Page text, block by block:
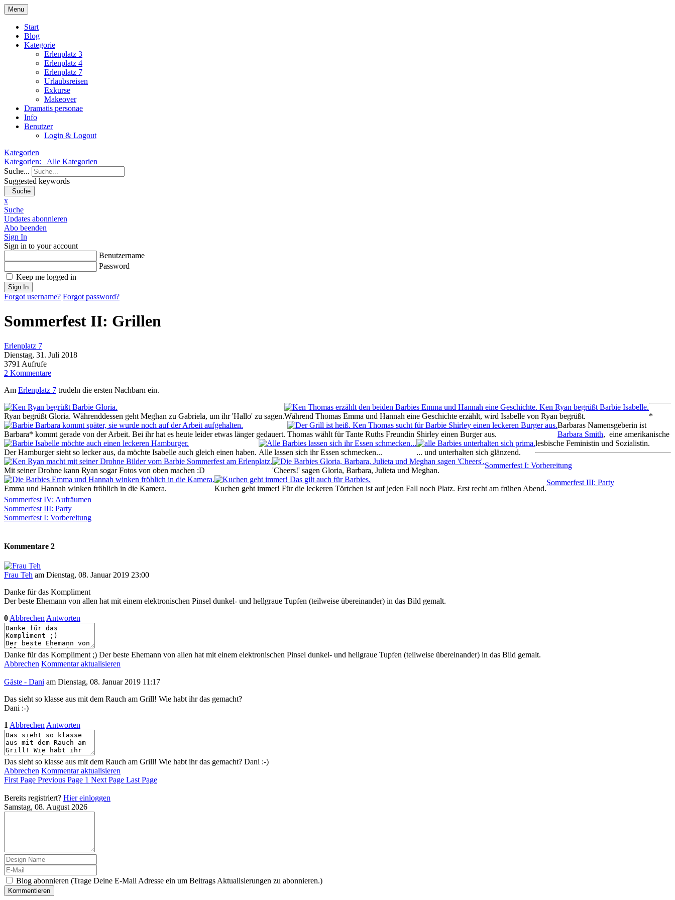
Menu
Start
Blog
Kategorie
Erlenplatz 3
Erlenplatz 4
Erlenplatz 7
Urlaubsreisen
Exkurse
Makeover
Dramatis personae
Info
Benutzer
Login & Logout
Kategorien
Kategorien:
Alle Kategorien
Suche...
Suggested keywords
Suche
x
Suche
Updates abonnieren
Abo beenden
Sign In
Sign in to your account
Benutzername
Password
Keep me logged in
Sign In
Forgot username? Forgot password?
Sommerfest II: Grillen
Erlenplatz 7
Dienstag, 31. Juli 2018
3791 Aufrufe
2 Kommentare
Am Erlenplatz 7 trudeln die ersten Nachbarn ein.
Ryan begrüßt Gloria. Währenddessen geht Meghan zu Gabriela, um ihr 'Hallo' zu sagen.Während Thomas Emma und Hannah eine Geschichte erzählt, wird Isabelle von Ryan begrüßt.
Barbara* kommt gerade von der Arbeit. Bei ihr hat es heute leider etwas länger gedauert. Thomas wählt für Tante Ruths Freundin Shirley einen Burger aus.
Der Hamburger sieht so lecker aus, da möchte Isabelle auch gleich einen haben. Alle lassen sich ihr Essen schmecken... ... und unterhalten sich glänzend.
Mit seiner Drohne kann Ryan sogar Fotos von oben machen :D 'Cheers!' sagen Gloria, Barbara, Julieta und Meghan.
Emma und Hannah winken fröhlich in die Kamera. Kuchen geht immer! Für die leckeren Törtchen ist auf jeden Fall noch Platz. Erst recht am frühen Abend.
*
Barbaras Namensgeberin ist
Barbara Smith, eine amerikanische
lesbische Feministin und Sozialistin.
Sommerfest I: Vorbereitung
Sommerfest III: Party
Sommerfest IV: Aufräumen
Sommerfest III: Party
Sommerfest I: Vorbereitung
Kommentare 2
Frau Teh am Dienstag, 08. Januar 2019 23:00
Danke für das Kompliment
Der beste Ehemann von allen hat mit einem elektronischen Pinsel dunkel- und hellgraue Tupfen (teilweise übereinander) in das Bild gemalt.
0AbbrechenAntworten
Danke für das Kompliment ;) Der beste Ehemann von allen hat mit einem elektronischen Pinsel dunkel- und hellgraue Tupfen (teilweise übereinander) in das Bild gemalt.
Abbrechen Kommentar aktualisieren
Gäste - Dani am Dienstag, 08. Januar 2019 11:17
Das sieht so klasse aus mit dem Rauch am Grill! Wie habt ihr das gemacht?
Dani :-)
1AbbrechenAntworten
Das sieht so klasse aus mit dem Rauch am Grill! Wie habt ihr das gemacht? Dani :-)
Abbrechen Kommentar aktualisieren
First Page Previous Page 1 Next Page Last Page
Bereits registriert? Hier einloggen
Samstag, 08. August 2026
Blog abonnieren (Trage Deine E-Mail Adresse ein um Beitrags Aktualisierungen zu abonnieren.)
Kommentieren